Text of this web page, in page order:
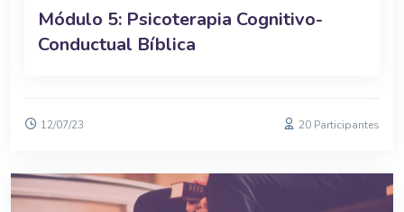
Módulo 5: Psicoterapia Cognitivo-
Conductual Bíblica
12/07/23 20 Participantes